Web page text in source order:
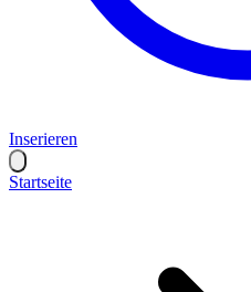
Inserieren
Startseite